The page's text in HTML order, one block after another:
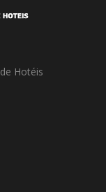
Hotéis